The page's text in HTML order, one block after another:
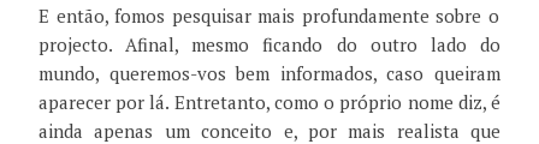
E então, fomos pesquisar mais profundamente sobre o
projecto. Afinal, mesmo ficando do outro lado do
mundo, queremos-vos bem informados, caso queiram
aparecer por lá. Entretanto, como o próprio nome diz, é
ainda apenas um conceito e, por mais realista que